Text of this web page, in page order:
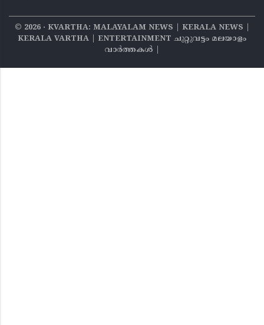
© 2026‧ KVARTHA: MALAYALAM NEWS | KERALA NEWS |
KERALA VARTHA | ENTERTAINMENT ചുറ്റുവട്ടം മലയാളം
വാര്‍ത്തകൾ |